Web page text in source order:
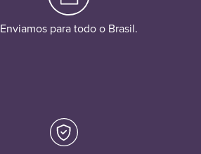
Enviamos para todo o Brasil.